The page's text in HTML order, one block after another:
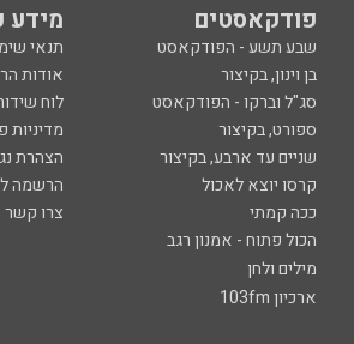
פודקאסטים מידע
שבע תשע - הפודקאסט
תנאי
בן וינון, בקיצור
אודות
סג"ל וברקו - הפודקאסט
לוח
ספורט, בקיצור
מדיניות
שניים עד ארבע, בקיצור
הצהרת
קרסו יוצא לאכול
הרשמה
ככה קמתי
צרו קשר
הכול פתוח - אמנון רגב
מילים ולחן
ארכיון 103fm